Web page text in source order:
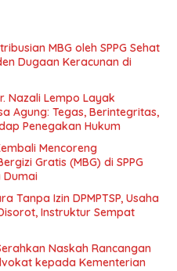
MBG oleh SPPG Sehat
Dugaan Keracunan di
Nazali Lempo Layak
Agung: Tegas, Berintegritas,
Penegakan Hukum
Mencoreng
Gratis (MBG) di SPPG
Dumai
Tanpa Izin DPMPTSP, Usaha
Instruktur Sempat
Naskah Rancangan
kepada Kementerian